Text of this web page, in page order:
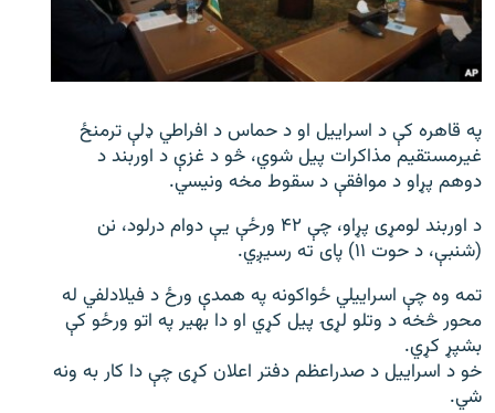
اړیکه
دري پاڼه
Azadi English
راسره ملګري شئ
د ازادې اروپا/ ازادي راډيو ټولې پاڼې
په قاهره کې د اسراییل او د حماس د افراطي ډلې ترمنځ
غیرمستقیم مذاکرات پیل شوي، څو د غزې د اوربند د
دوهم پړاو د موافقې د سقوط مخه ونیسي.
د اوربند لومړی پړاو، چې ۴۲ ورځې یې دوام درلود، نن
(شنبې، د حوت ۱۱) پای ته رسیږي.
تمه وه چې اسراییلي ځواکونه په همدې ورځ د فیلادلفي له
محور څخه د وتلو لړۍ پیل کړي او دا بهیر په اتو ورځو کې
بشپړ کړي.
خو د اسراییل د صدراعظم دفتر اعلان کړی چې دا کار به ونه
شي.